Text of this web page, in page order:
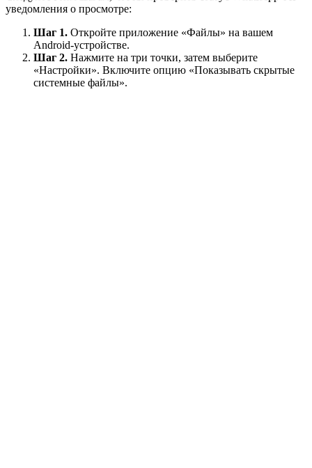
уведомления о просмотре:
Шаг 1. Откройте приложение «Файлы» на вашем
Android-устройстве.
Шаг 2. Нажмите на три точки, затем выберите
«Настройки». Включите опцию «Показывать скрытые
системные файлы».